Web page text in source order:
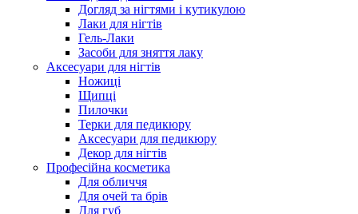
Догляд за нігтями і кутикулою
Лаки для нігтів
Гель-Лаки
Засоби для зняття лаку
Аксесуари для нігтів
Ножиці
Щипці
Пилочки
Терки для педикюру
Аксесуари для педикюру
Декор для нігтів
Професійна косметика
Для обличчя
Для очей та брів
Для губ